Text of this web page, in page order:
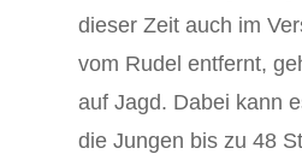
dieser Zeit auch im
vom Rudel entfernt,
auf Jagd. Dabei kann
die Jungen bis zu 48